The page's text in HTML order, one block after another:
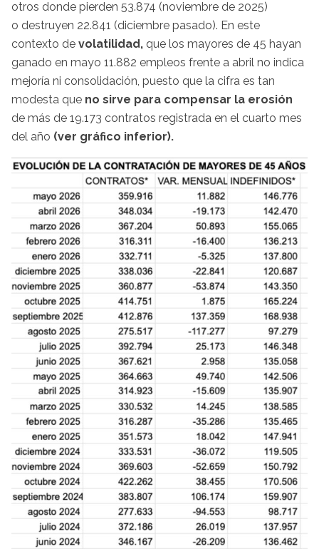
otros donde pierden 53.874 (noviembre de 2025)
o destruyen 22.841 (diciembre pasado). En este
contexto de volatilidad, que los mayores de 45 hayan
ganado en mayo 11.882 empleos frente a abril no indica
mejoría ni consolidación, puesto que la cifra es tan
modesta que no sirve para compensar la erosión
de más de 19.173 contratos registrada en el cuarto mes
del año (ver gráfico inferior).